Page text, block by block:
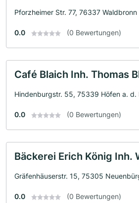
Pforzheimer Str. 77, 76337 Waldbronn
0.0 (0 Bewertungen)
Café Blaich Inh. Thomas
Hindenburgstr. 55, 75339 Höfen a. d.
0.0 (0 Bewertungen)
Bäckerei Erich König Inh.
Gräfenhäuserstr. 15, 75305
0.0 (0 Bewertungen)